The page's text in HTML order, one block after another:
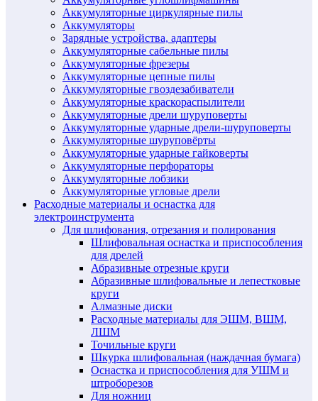
Аккумуляторные циркулярные пилы
Аккумуляторы
Зарядные устройства, адаптеры
Аккумуляторные сабельные пилы
Аккумуляторные фрезеры
Аккумуляторные цепные пилы
Аккумуляторные гвоздезабиватели
Аккумуляторные краскораспылители
Аккумуляторные дрели шуруповерты
Аккумуляторные ударные дрели-шуруповерты
Аккумуляторные шуруповёрты
Аккумуляторные ударные гайковерты
Аккумуляторные перфораторы
Аккумуляторные лобзики
Аккумуляторные угловые дрели
Расходные материалы и оснастка для
электроинструмента
Для шлифования, отрезания и полирования
Шлифовальная оснастка и приспособления
для дрелей
Абразивные отрезные круги
Абразивные шлифовальные и лепестковые
круги
Алмазные диски
Расходные материалы для ЭШМ, ВШМ,
ЛШМ
Точильные круги
Шкурка шлифовальная (наждачная бумага)
Оснастка и приспособления для УШМ и
штроборезов
Для ножниц